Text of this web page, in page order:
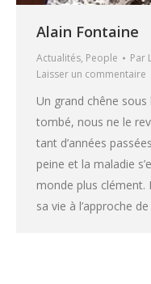
Alain Fontaine
Actualités, People Par
Laisser un commentaire
Un grand chêne
tombé, nous ne le
tant d’années
peine et la maladie
monde plus clément.
sa vie à l’approche